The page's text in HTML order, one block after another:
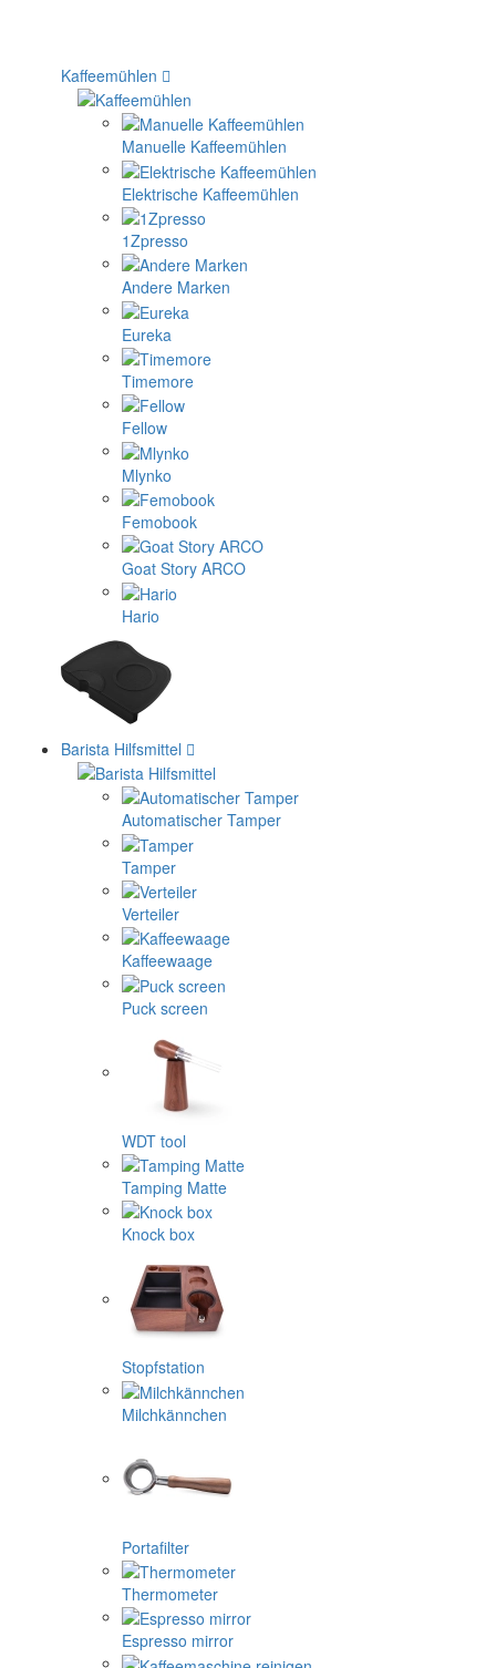
Kaffeemühlen
Manuelle Kaffeemühlen
Elektrische Kaffeemühlen
1Zpresso
Andere Marken
Eureka
Timemore
Fellow
Mlynko
Femobook
Goat Story ARCO
Hario
Barista Hilfsmittel
Automatischer Tamper
Tamper
Verteiler
Kaffeewaage
Puck screen
WDT tool
Tamping Matte
Knock box
Stopfstation
Milchkännchen
Portafilter
Thermometer
Espresso mirror